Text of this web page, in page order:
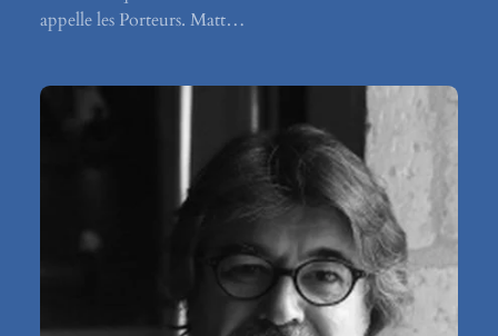
appelle les Porteurs. Matt…